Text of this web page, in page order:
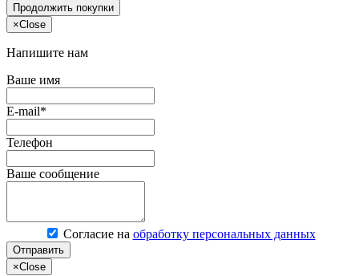
Продолжить покупки
×Close
Напишите нам
Ваше имя
E-mail*
Телефон
Ваше сообщение
Согласие на обработку персональных данных
Отправить
×Close